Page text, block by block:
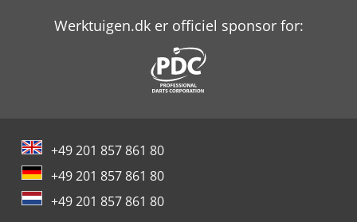
Werktuigen.dk er officiel sponsor for:
+49 201 857 861 80
+49 201 857 861 80
+49 201 857 861 80